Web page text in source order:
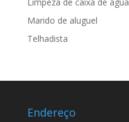
Limpeza de caixa de água
Marido de aluguel
Telhadista
Endereço